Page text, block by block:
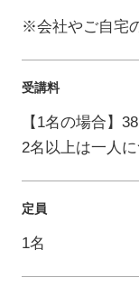
※会社やご自宅
受講料
【1名の場合】
2名以上は一人
定員
1名